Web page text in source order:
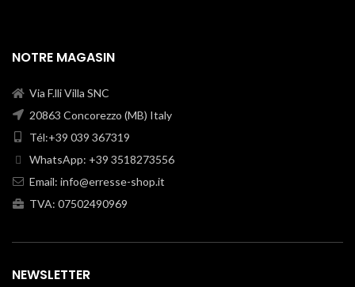
NOTRE MAGASIN
Via F.lli Villa SNC
20863 Concorezzo (MB) Italy
Tél:+39 039 367319
WhatsApp: +39 3518273556
Email: info@erresse-shop.it
TVA: 07502490969
NEWSLETTER